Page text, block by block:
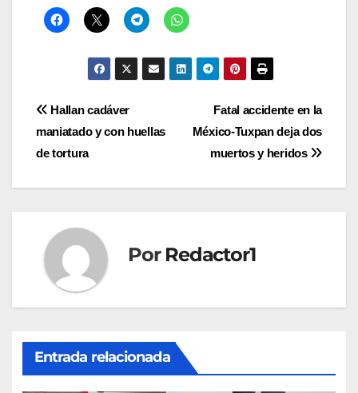
Navegación
de
entradas
Fatal accidente en la
México-Tuxpan deja dos
muertos y heridos
Hallan cadáver
maniatado y con huellas
de tortura
Por Redactor1
Entrada relacionada